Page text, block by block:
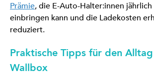
Prämie, die E-Auto-Halter:innen jährlich
einbringen kann und die Ladekosten
reduziert.
Praktische Tipps für den
Wallbox